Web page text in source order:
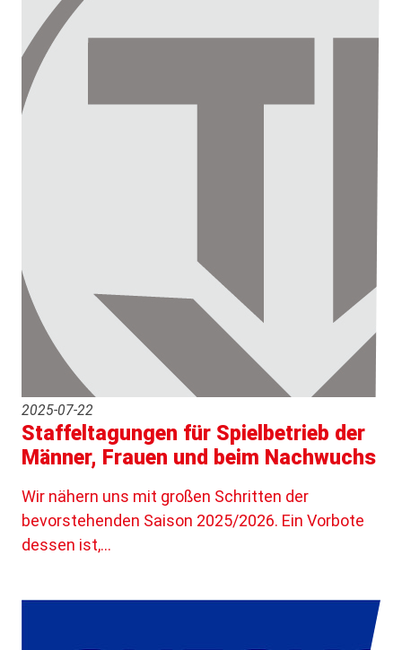
2025-07-22
Staffeltagungen für Spielbetrieb der
Männer, Frauen und beim Nachwuchs
Wir nähern uns mit großen Schritten der
bevorstehenden Saison 2025/2026. Ein Vorbote
dessen ist,…